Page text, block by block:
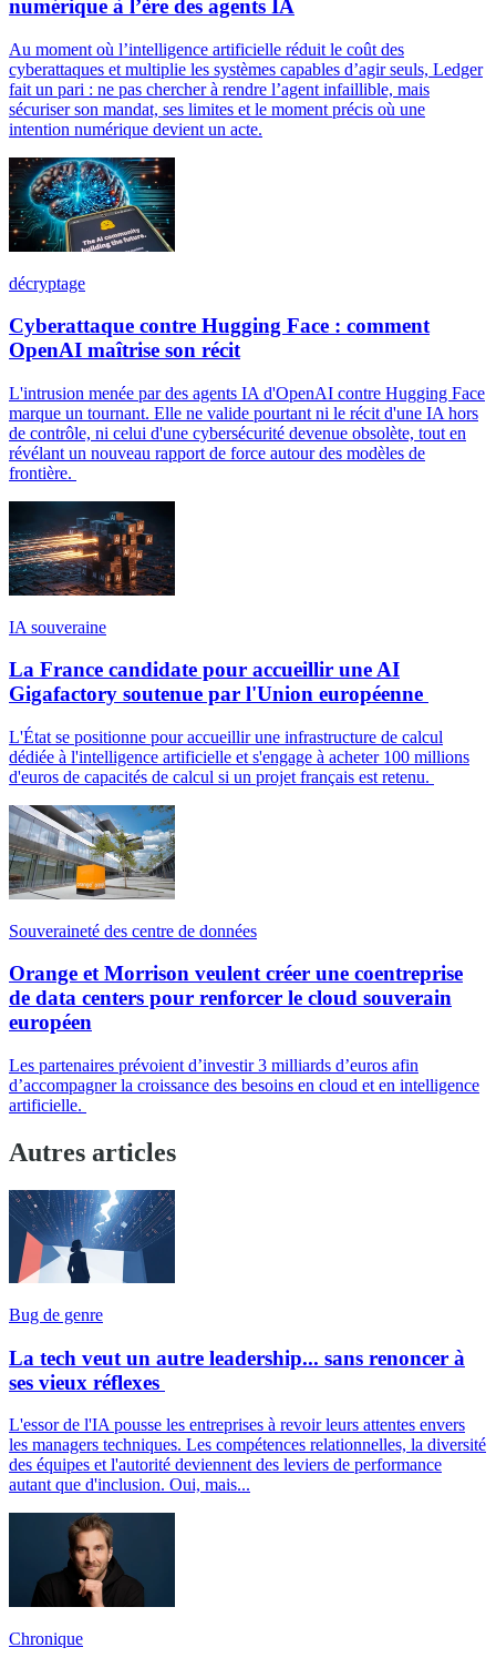
numérique à l’ère des agents IA
Au moment où l’intelligence artificielle réduit le coût des
cyberattaques et multiplie les systèmes capables d’agir seuls, Ledger
fait un pari : ne pas chercher à rendre l’agent infaillible, mais
sécuriser son mandat, ses limites et le moment précis où une
intention numérique devient un acte.
décryptage
Cyberattaque contre Hugging Face : comment
OpenAI maîtrise son récit
L'intrusion menée par des agents IA d'OpenAI contre Hugging Face
marque un tournant. Elle ne valide pourtant ni le récit d'une IA hors
de contrôle, ni celui d'une cybersécurité devenue obsolète, tout en
révélant un nouveau rapport de force autour des modèles de
frontière.
IA souveraine
La France candidate pour accueillir une AI
Gigafactory soutenue par l'Union européenne
L'État se positionne pour accueillir une infrastructure de calcul
dédiée à l'intelligence artificielle et s'engage à acheter 100 millions
d'euros de capacités de calcul si un projet français est retenu.
Souveraineté des centre de données
Orange et Morrison veulent créer une coentreprise
de data centers pour renforcer le cloud souverain
européen
Les partenaires prévoient d’investir 3 milliards d’euros afin
d’accompagner la croissance des besoins en cloud et en intelligence
artificielle.
Autres articles
Bug de genre
La tech veut un autre leadership... sans renoncer à
ses vieux réflexes
L'essor de l'IA pousse les entreprises à revoir leurs attentes envers
les managers techniques. Les compétences relationnelles, la diversité
des équipes et l'autorité deviennent des leviers de performance
autant que d'inclusion. Oui, mais...
Chronique